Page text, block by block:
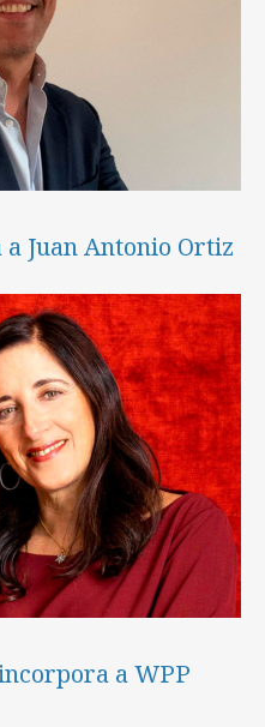
Juan Antonio Ortiz
a WPP